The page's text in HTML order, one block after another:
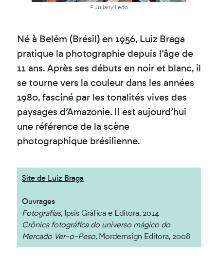
© Juliany Ledo
Né à Belém (Brésil) en 1956, Luiz Braga
pratique la photographie depuis l’âge de
11 ans. Après ses débuts en noir et blanc, il
se tourne vers la couleur dans les années
1980, fasciné par les tonalités vives des
paysages d’Amazonie. Il est aujourd’hui
une référence de la scène
photographique brésilienne.
Site de Luiz Braga
Ouvrages
Fotografias, Ipsis Gráfica e Editora, 2014
Crônica fotográfica do universo mágico do
Mercado Ver-o-Peso, Mordernsign Editora, 2008